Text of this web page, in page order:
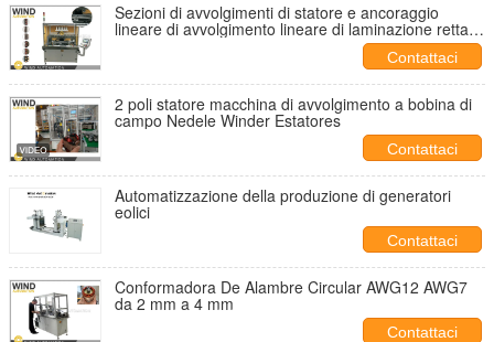
Sezioni di avvolgimenti di statore e ancoraggio
lineare di avvolgimento lineare di laminazione retta
Contattaci
2 poli statore macchina di avvolgimento a bobina di
campo Nedele Winder Estatores
Contattaci
Automatizzazione della produzione di generatori
eolici
Contattaci
Conformadora De Alambre Circular AWG12 AWG7
da 2 mm a 4 mm
Contattaci